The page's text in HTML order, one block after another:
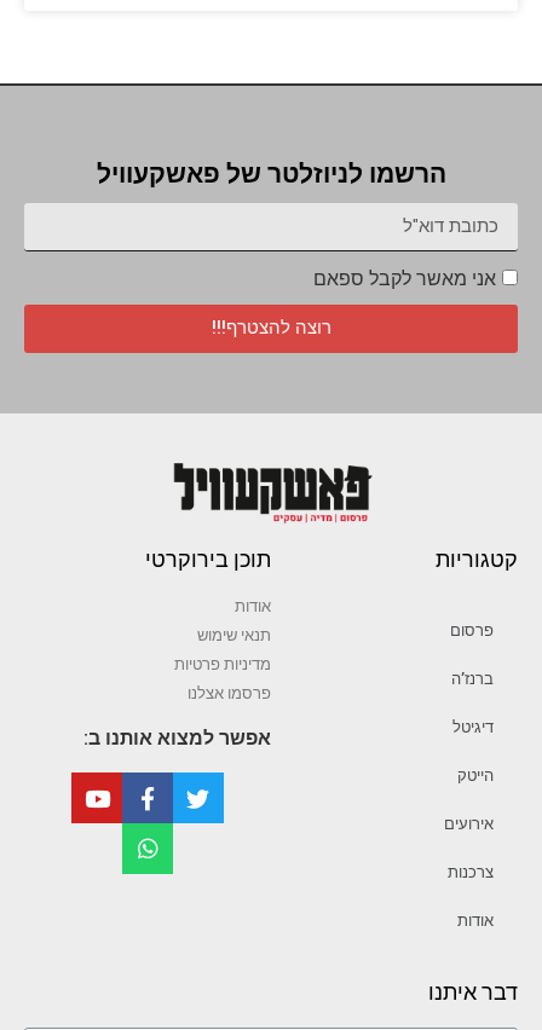
הרשמו לניוזלטר של פאשקעוויל
אני מאשר לקבל ספאם
רוצה להצטרף!!!
קטגוריות
פרסום
ברנז’ה
דיגיטל
הייטק
אירועים
צרכנות
אודות
תוכן בירוקרטי
אודות
תנאי שימוש
מדיניות פרטיות
פרסמו אצלנו
אפשר למצוא אותנו ב:
דבר איתנו